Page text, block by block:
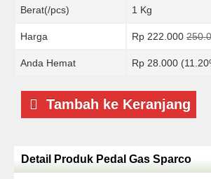
Berat(/pcs) 1 Kg
Harga Rp 222.000
Anda Hemat Rp 28.000
Tambah ke Keranjang
Detail Produk Pedal Gas Sparco